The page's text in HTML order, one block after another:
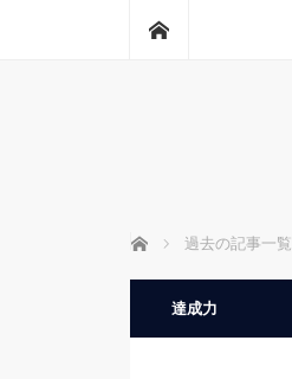
ホーム 過去の記事一覧
達成力